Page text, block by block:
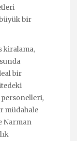
bir
kiralama,
bir
personelleri,
müdahale
Narman